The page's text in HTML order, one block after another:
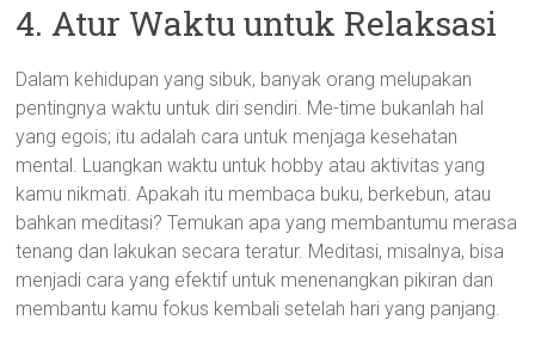
4. Atur Waktu untuk Relaksasi
Dalam kehidupan yang sibuk, banyak orang melupakan
pentingnya waktu untuk diri sendiri. Me-time bukanlah hal
yang egois; itu adalah cara untuk menjaga kesehatan
mental. Luangkan waktu untuk hobby atau aktivitas yang
kamu nikmati. Apakah itu membaca buku, berkebun, atau
bahkan meditasi? Temukan apa yang membantumu merasa
tenang dan lakukan secara teratur. Meditasi, misalnya, bisa
menjadi cara yang efektif untuk menenangkan pikiran dan
membantu kamu fokus kembali setelah hari yang panjang.